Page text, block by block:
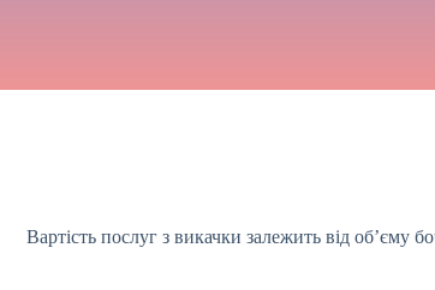
Вартість послуг з викачки залежить від об’єму